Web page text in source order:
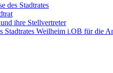
des Stadtrates
ihre Stellvertreter
Stadtrates Weilheim i.OB für die